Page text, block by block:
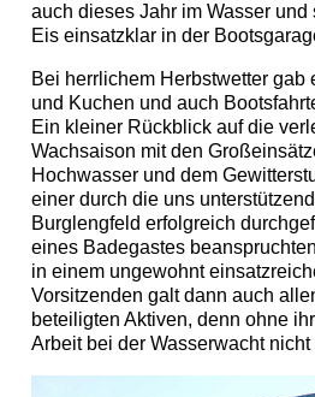
auch dieses Jahr im Wasser und
Eis einsatzklar in der
Bei herrlichem Herbstwetter gab
und Kuchen und auch
Ein kleiner Rückblick auf die
Wachsaison mit den
Hochwasser und dem
einer durch die uns
Burglengfeld erfolgreich
eines Badegastes
in einem ungewohnt
Vorsitzenden galt dann auch
beteiligten Aktiven, denn ohne
Arbeit bei der Wasserwacht nicht